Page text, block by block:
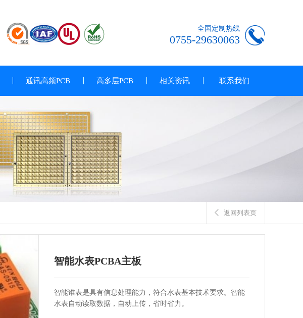
全国定制热线
0755-29630063
通讯高频PCB 高多层PCB 相关资讯 联系我们
返回列表页
智能水表PCBA主板
智能谁表是具有信息处理能力，符合水表基本技术要求。智能
水表自动读取数据，自动上传，省时省力。